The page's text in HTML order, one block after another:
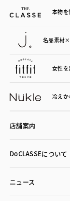
本物を
名品素材
女性を
冷えか
店舗案内
DoCLASSEについて
ニュース